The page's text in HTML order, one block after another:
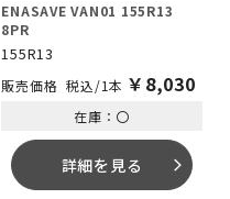
ENASAVE VAN01 155R13
8PR
155R13
税込/1本 ￥ 8,030
在庫：〇
詳細を見る arrow_forward_ios